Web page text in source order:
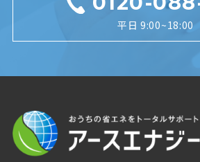
平日 9:00~18:00